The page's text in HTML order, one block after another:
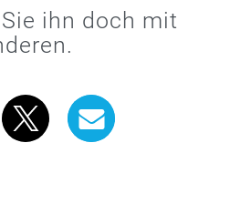
ihn doch mit